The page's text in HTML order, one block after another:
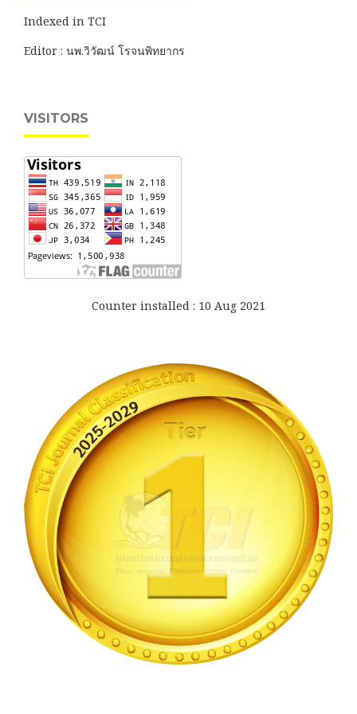
Indexed in TCI
Editor : นพ.วิวัฒน์ โรจนพิทยากร
VISITORS
Counter installed : 10 Aug 2021